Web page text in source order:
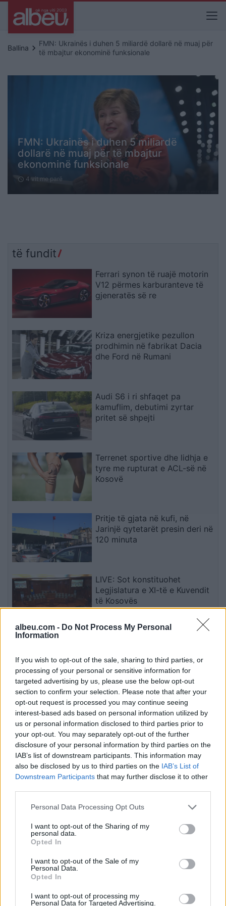
albeu.com - Do Not Process My Personal
Information
If you wish to opt-out of the sale, sharing to third parties, or
processing of your personal or sensitive information for
targeted advertising by us, please use the below opt-out
section to confirm your selection. Please note that after your
opt-out request is processed you may continue seeing
interest-based ads based on personal information utilized by
us or personal information disclosed to third parties prior to
your opt-out. You may separately opt-out of the further
disclosure of your personal information by third parties on the
IAB’s list of downstream participants. This information may
also be disclosed by us to third parties on the IAB’s List of
Downstream Participants that may further disclose it to other
Personal Data Processing Opt Outs
I want to opt-out of the Sharing of my
personal data.
Opted In
I want to opt-out of the Sale of my
Personal Data.
Opted In
I want to opt-out of processing my
Personal Data for Targeted Advertising.
Ballina keyboard_arrow_right FMN: Ukrainës i duhen 5 miliardë dollarë në muaj për
të mbajtur ekonominë funksionale
FMN: Ukrainës i duhen 5 miliardë
dollarë në muaj për të mbajtur
ekonominë funksionale
schedule 4 vit me parë
të fundit
Ferrari synon të ruajë motorin
V12 përmes karburanteve të
gjeneratës së re
Kriza energjetike pezullon
prodhimin në fabrikat Dacia
dhe Ford në Rumani
Audi S6 i ri shfaqet pa
kamuflim, debutimi zyrtar
pritet së shpejti
Terrenet sportive dhe lidhja e
tyre me rupturat e ACL-së në
Kosovë
Pritje të gjata në kufi, në
Jarinjë qytetarët presin deri në
120 minuta
LIVE: Sot konstituohet
Legjislatura e XI-të e Kuvendit
të Kosovës
korrikut
Esim for USA|Esim for Italy| Esim for Spain|Esim